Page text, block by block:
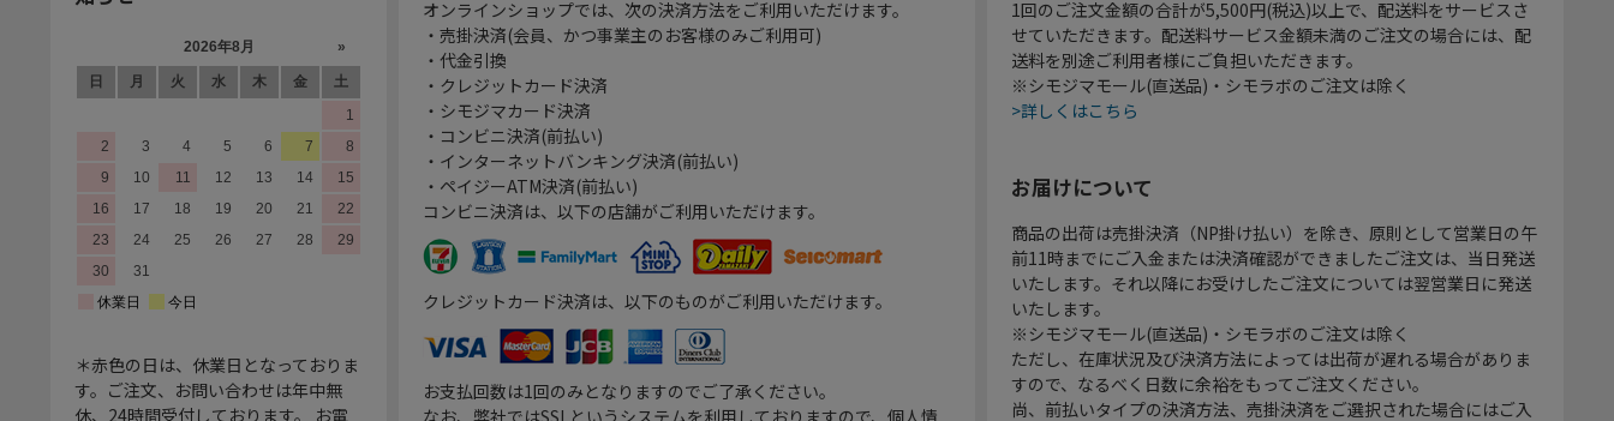
＊赤色の日は、休業日となっておりま
す。ご注文、お問い合わせは年中無
休、24時間受付しております。 お電
オンラインショップでは、次の決済方法をご利用いただけます。
・売掛決済(会員、かつ事業主のお客様のみご利用可)
・代金引換
・クレジットカード決済
・シモジマカード決済
・コンビニ決済(前払い)
・インターネットバンキング決済(前払い)
・ペイジーATM決済(前払い)
コンビニ決済は、以下の店舗がご利用いただけます。
クレジットカード決済は、以下のものがご利用いただけます。
お支払回数は1回のみとなりますのでご了承ください。
1回のご注文金額の合計が5,500円(税込)以上で、配送料をサービスさ
せていただきます。配送料サービス金額未満のご注文の場合には、配
送料を別途ご利用者様にご負担いただきます。
※シモジマモール(直送品)・シモラボのご注文は除く
>詳しくはこちら
お届けについて
商品の出荷は売掛決済（NP掛け払い）を除き、原則として営業日の午
前11時までにご入金または決済確認ができましたご注文は、当日発送
いたします。それ以降にお受けしたご注文については翌営業日に発送
いたします。
※シモジマモール(直送品)・シモラボのご注文は除く
ただし、在庫状況及び決済方法によっては出荷が遅れる場合がありま
すので、なるべく日数に余裕をもってご注文ください。
尚、前払いタイプの決済方法、売掛決済をご選択された場合にはご入